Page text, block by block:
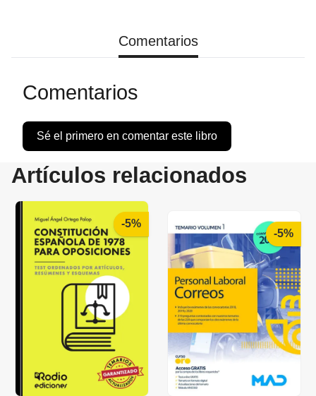
Comentarios
Comentarios
Sé el primero en comentar este libro
Artículos relacionados
-5%
-5%